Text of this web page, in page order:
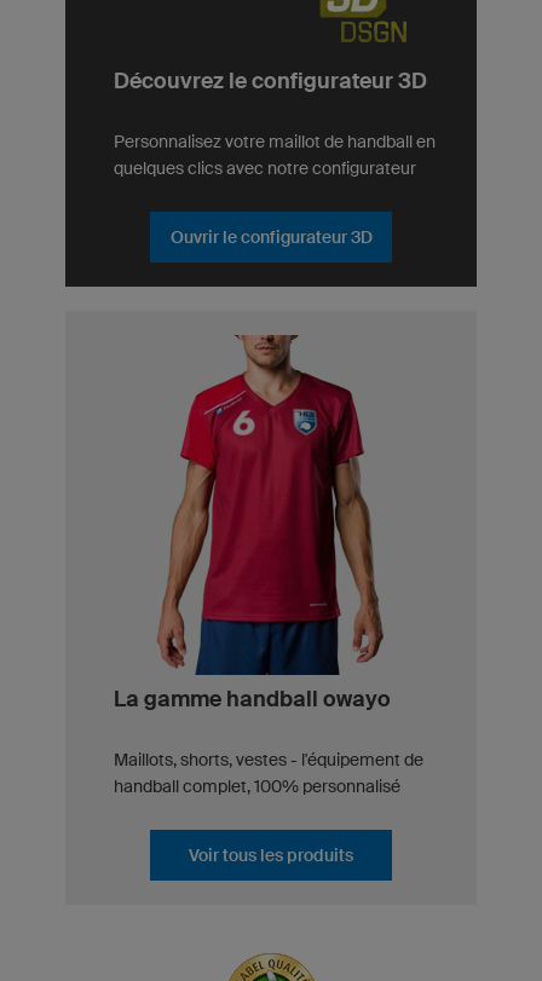
Découvrez le configurateur 3D
Personnalisez votre maillot de handball en
quelques clics avec notre configurateur
Ouvrir le configurateur 3D
La gamme handball owayo
Maillots, shorts, vestes - l'équipement de
handball complet, 100% personnalisé
Voir tous les produits